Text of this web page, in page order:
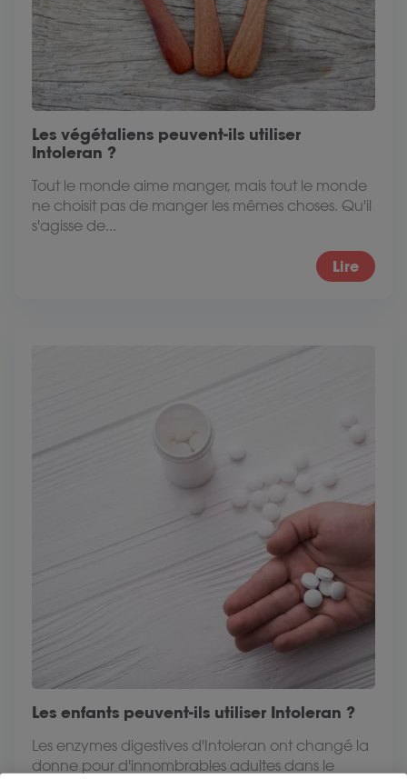
Les végétaliens peuvent-ils utiliser
Intoleran ?
Tout le monde aime manger, mais tout le monde
ne choisit pas de manger les mêmes choses. Qu'il
s'agisse de...
Lire
Les enfants peuvent-ils utiliser Intoleran ?
Les enzymes digestives d'Intoleran ont changé la
donne pour d'innombrables adultes dans le